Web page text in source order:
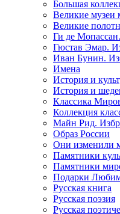
Большая
Великие музеи
Великие
Ги де
Гюстав Эмар.
Иван Бунин.
Имена
История и
История и
Классика
Коллекция
Майн Рид.
Образ России
Они изменили
Памятники
Памятники
Подарки
Русская книга
Русская поэзия
Русская